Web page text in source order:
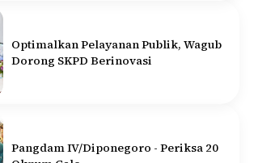
Optimalkan Pelayanan Publik, Wagub
Dorong SKPD Berinovasi
Pangdam IV/Diponegoro - Periksa 20